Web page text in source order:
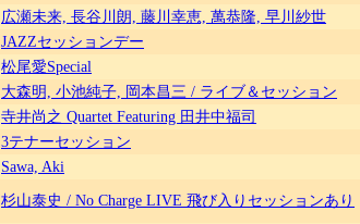
広瀬未来, 長谷川朗, 藤川幸恵, 萬恭隆, 早川紗世
JAZZセッションデー
松尾愛Special
大森明, 小池純子, 岡本昌三 / ライブ＆セッション
寺井尚之 Quartet Featuring 田井中福司
3テナーセッション
Sawa, Aki
杉山泰史 / No Charge LIVE 飛び入りセッションあり